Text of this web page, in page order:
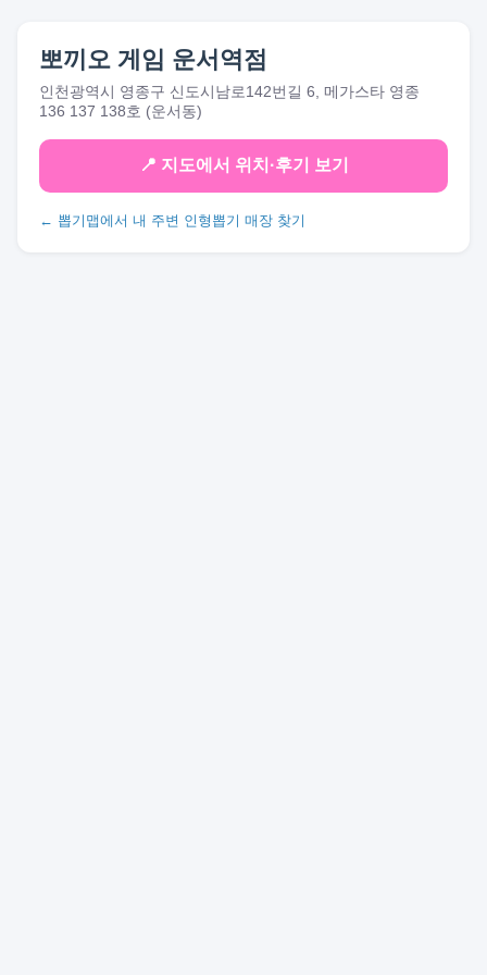
뽀끼오 게임 운서역점
인천광역시 영종구 신도시남로142번길 6, 메가스타 영종
136 137 138호 (운서동)
📍 지도에서 위치·후기 보기
← 뽑기맵에서 내 주변 인형뽑기 매장 찾기